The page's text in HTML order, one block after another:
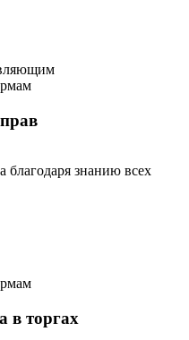
знанию всех
в торгах